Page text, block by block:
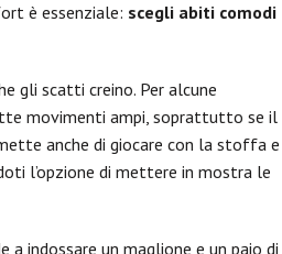
è essenziale: scegli abiti comodi
gli scatti creino. Per alcune
movimenti ampi, soprattutto se il
anche di giocare con la stoffa e
l’opzione di mettere in mostra le
indossare un maglione e un paio di